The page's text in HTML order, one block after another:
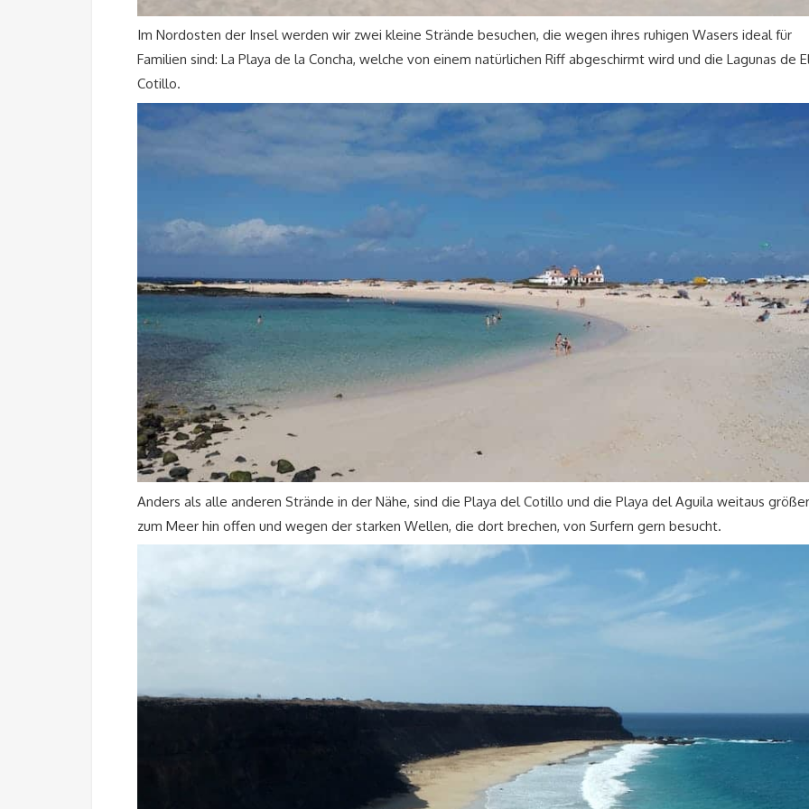
Im Nordosten der Insel werden wir zwei kleine Strände besuchen, die wegen ihres ruhigen Wasers ideal für
Familien sind: La Playa de la Concha, welche von einem natürlichen Riff abgeschirmt wird und die Lagunas de
Cotillo.
Anders als alle anderen Strände in der Nähe, sind die Playa del Cotillo und die Playa del Aguila weitaus
zum Meer hin offen und wegen der starken Wellen, die dort brechen, von Surfern gern besucht.